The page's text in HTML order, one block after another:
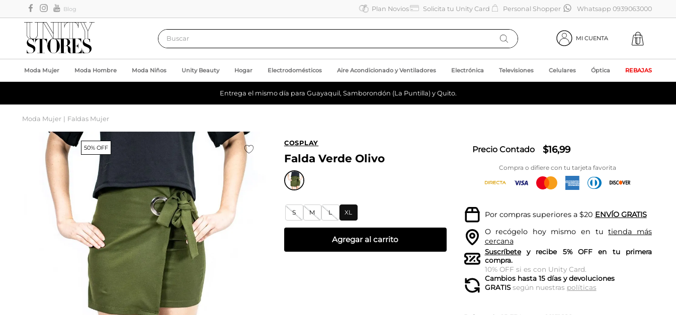
Blog Plan Novios Solicita tu Unity Card Personal Shopper Whatsapp 0939063000
Buscar
MI CUENTA
Moda Mujer Moda Hombre Moda Niños Unity Beauty Hogar Electrodomésticos Aire Acondicionado y Ventiladores Electrónica Televisiones Celulares Óptica REBAJAS
Entrega el mismo día para Guayaquil, Samborondón (La Puntilla) y Quito.
Moda Mujer Faldas Mujer
50% OFF
COSPLAY
Falda Verde Olivo
S M L XL
Agregar al carrito
Precio Contado $16,99
Compra o difiere con tu tarjeta favorita
Por compras superiores a $20 ENVÍO GRATIS
O recógelo hoy mismo en tutienda más
cercana
Suscríbetey recibe 5% OFF en tu primera
compra.
10% OFF si es con Unity Card.
Cambios hasta 15 días y devoluciones
GRATISsegún nuestras políticas